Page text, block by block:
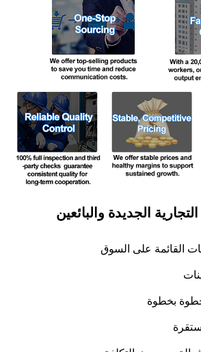
الجديدة والبائعين
القائمة على السوق
خطوة بخطوة